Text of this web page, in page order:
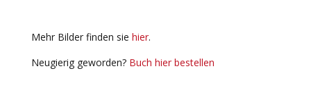
Mehr Bilder finden sie hier.
Neugierig geworden? Buch hier bestellen